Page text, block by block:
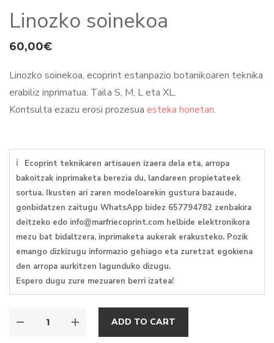
Linozko soinekoa
60,00€
Linozko soinekoa, ecoprint estanpazio botanikoaren teknika
erabiliz inprimatua. Taila S, M, L eta XL.
Kontsulta ezazu erosi prozesua esteka honetan.
ℹ
Ecoprint teknikaren artisauen izaera dela eta, arropa
bakoitzak inprimaketa berezia du, landareen propietateek
sortua. Ikusten ari zaren modeloarekin gustura bazaude,
gonbidatzen zaitugu WhatsApp bidez 657794782 zenbakira
deitzeko edo info@marfriecoprint.com helbide elektronikora
mezu bat bidaltzera, inprimaketa aukerak erakusteko. Pozik
emango dizkizugu informazio gehiago eta zuretzat egokiena
den arropa aurkitzen lagunduko dizugu.
Espero dugu zure mezuaren berri izatea!
SOINEKOA
ADD TO CART